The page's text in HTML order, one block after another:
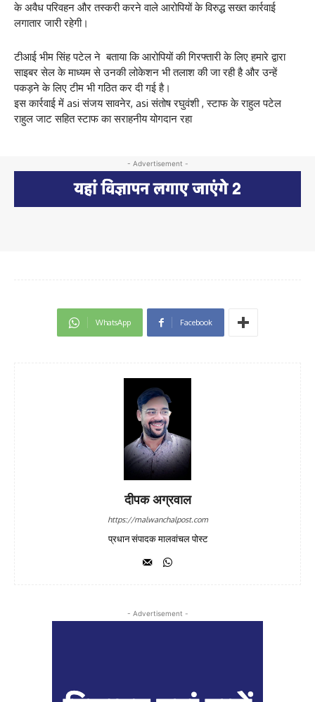
के अवैध परिवहन और तस्करी करने वाले आरोपियों के विरुद्ध सख्त कार्रवाई
लगातार जारी रहेगी।
टीआई भीम सिंह पटेल ने बताया कि आरोपियों की गिरफ्तारी के लिए हमारे द्वारा
साइबर सेल के माध्यम से उनकी लोकेशन भी तलाश की जा रही है और उन्हें
पकड़ने के लिए टीम भी गठित कर दी गई है।
इस कार्रवाई में asi संजय सावनेर, asi संतोष रघुवंशी , स्टाफ के राहुल पटेल
राहुल जाट सहित स्टाफ का सराहनीय योगदान रहा
- Advertisement -
WhatsApp Facebook
दीपक अग्रवाल
https://malwanchalpost.com
प्रधान संपादक मालवांचल पोस्ट
- Advertisement -